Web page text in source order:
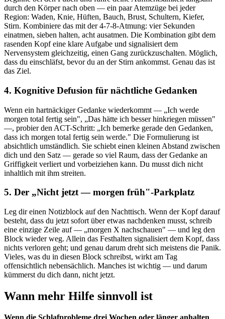
durch den Körper nach oben — ein paar Atemzüge bei jeder
Region: Waden, Knie, Hüften, Bauch, Brust, Schultern, Kiefer,
Stirn. Kombiniere das mit der 4-7-8-Atmung: vier Sekunden
einatmen, sieben halten, acht ausatmen. Die Kombination gibt dem
rasenden Kopf eine klare Aufgabe und signalisiert dem
Nervensystem gleichzeitig, einen Gang zurückzuschalten. Möglich,
dass du einschläfst, bevor du an der Stirn ankommst. Genau das ist
das Ziel.
4. Kognitive Defusion für nächtliche Gedanken
Wenn ein hartnäckiger Gedanke wiederkommt — „Ich werde
morgen total fertig sein", „Das hätte ich besser hinkriegen müssen"
—, probier den ACT-Schritt: „Ich bemerke gerade den Gedanken,
dass ich morgen total fertig sein werde." Die Formulierung ist
absichtlich umständlich. Sie schiebt einen kleinen Abstand zwischen
dich und den Satz — gerade so viel Raum, dass der Gedanke an
Griffigkeit verliert und vorbeiziehen kann. Du musst dich nicht
inhaltlich mit ihm streiten.
5. Der „Nicht jetzt — morgen früh"-Parkplatz
Leg dir einen Notizblock auf den Nachttisch. Wenn der Kopf darauf
besteht, dass du jetzt sofort über etwas nachdenken musst, schreib
eine einzige Zeile auf — „morgen X nachschauen" — und leg den
Block wieder weg. Allein das Festhalten signalisiert dem Kopf, dass
nichts verloren geht; und genau darum dreht sich meistens die Panik.
Vieles, was du in diesen Block schreibst, wirkt am Tag
offensichtlich nebensächlich. Manches ist wichtig — und darum
kümmerst du dich dann, nicht jetzt.
Wann mehr Hilfe sinnvoll ist
Wenn die Schlafprobleme drei Wochen oder länger anhalten